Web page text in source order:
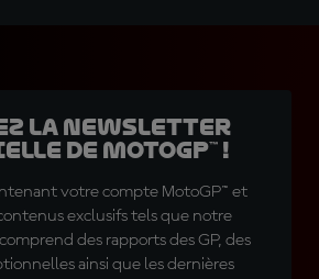
la Newsletter
de MotoGP™ !
votre compte MotoGP™ et
exclusifs tels que notre
des rapports des GP, des
ainsi que les dernières